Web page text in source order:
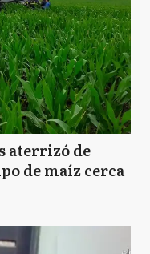
aterrizó de
de maíz cerca